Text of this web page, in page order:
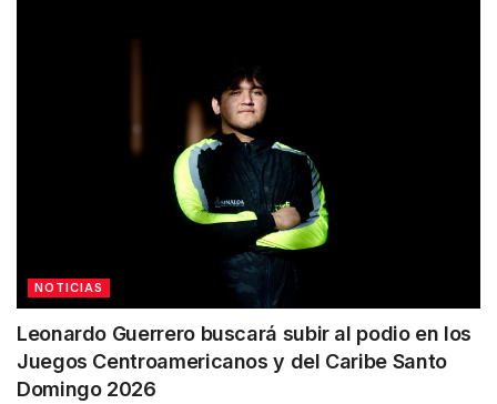
NOTICIAS
Leonardo Guerrero buscará subir al podio en los
Juegos Centroamericanos y del Caribe Santo
Domingo 2026